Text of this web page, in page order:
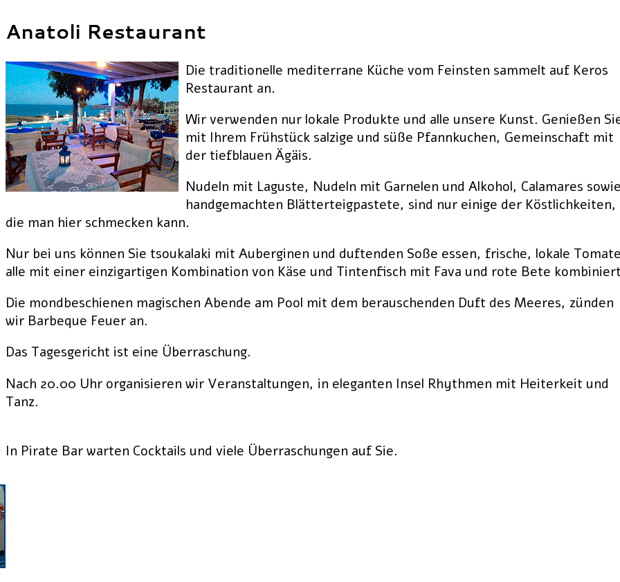
Anatoli Restaurant
Die traditionelle mediterrane Küche vom Feinsten sammelt auf Keros
Restaurant an.
Wir verwenden nur lokale Produkte und alle unsere Kunst. Genießen
mit Ihrem Frühstück salzige und süße Pfannkuchen, Gemeinschaft mit
der tiefblauen Ägäis.
Nudeln mit Laguste, Nudeln mit Garnelen und Alkohol, Calamares sowie
handgemachten Blätterteigpastete, sind nur einige der Köstlichkeiten,
die man hier schmecken kann.
Nur bei uns können Sie tsoukalaki mit Auberginen und duftenden Soße essen, frische, lokale
alle mit einer einzigartigen Kombination von Käse und Tintenfisch mit Fava und rote Bete
Die mondbeschienen magischen Abende am Pool mit dem berauschenden Duft des Meeres, zünden
wir Barbeque Feuer an.
Das Tagesgericht ist eine Überraschung.
Nach 20.00 Uhr organisieren wir Veranstaltungen, in eleganten Insel Rhythmen mit Heiterkeit und
Tanz.
In Pirate Bar warten Cocktails und viele Überraschungen auf Sie.